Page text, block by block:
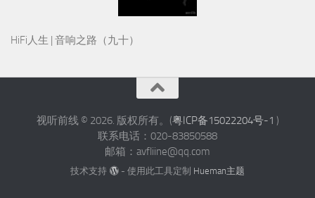
HiFi人生 | 音响之路（九十）
视听前线 © 2026. 版权所有。(粤ICP备15022204号-1 )
联系电话：020-83850588
邮箱：avfliine@qq.com
技术支持 - 使用此工具定制 Hueman主题